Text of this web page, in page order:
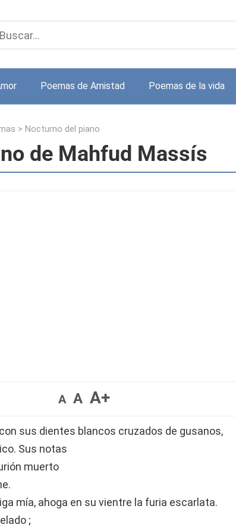
Poemas de Amistad Poemas de la vida
> Nocturno del piano
de Mahfud Massís
A A A+
sus dientes blancos cruzados de gusanos,
Sus notas
muerto
mía, ahoga en su vientre la furia escarlata.
;